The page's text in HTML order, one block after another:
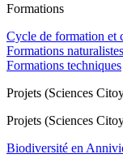
Formations
Cycle de formation et
Formations naturalistes
Formations techniques
Projets (Sciences
Projets (Sciences
Biodiversité en